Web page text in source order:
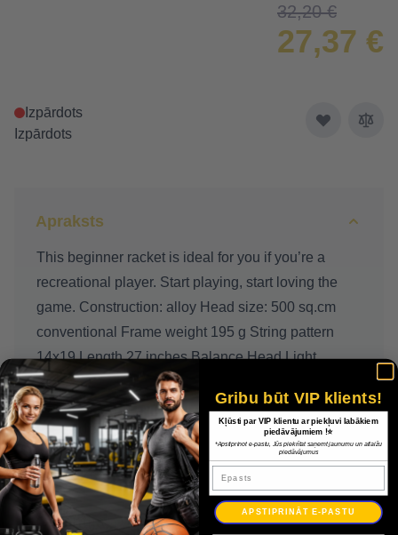
32,20 €
27,37 €
Izpārdots
Izpārdots
Apraksts
This beginner racket is ideal for you if you’re a
recreational player. Start playing, start loving the
game. Construction: alloy Head size: 500 sq.cm
conventional Frame weight 195 g String pattern
14x19 Length 27 inches Balance Head Light
Piegāde
Apmaksa
Garantija
Gribu būt VIP klients!
Kļūsti par VIP klientu ar piekļuvi labākiem
piedāvājumiem !⭐
*Apstiprinot e-pastu, Jūs piekrītat saņemt jaunumu un atlaižu
piedāvājumus
Epasts
APSTIPRINĀT E-PASTU